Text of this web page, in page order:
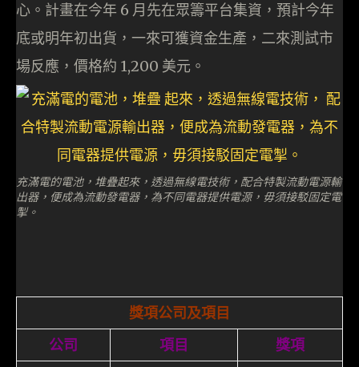
心。計畫在今年 6 月先在眾籌平台集資，預計今年
底或明年初出貨，一來可獲資金生產，二來測試市
場反應，價格約 1,200 美元。
充滿電的電池，堆疊起來，透過無線電技術，配合特製流動電源輸
出器，便成為流動發電器，為不同電器提供電源，毋須接駁固定電
掣。
獎項公司及項目
公司
項目 獎項